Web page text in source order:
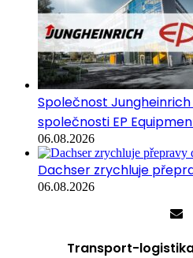
Společnost
společnosti EP
06.08.2026
Dachser zrychluje
06.08.2026
Transport-